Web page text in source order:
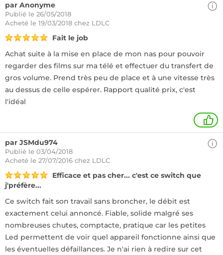
par Anonyme
Publié le 26/05/2018
Acheté le 19/03/2018 chez LDLC
Fait le job
Achat suite à la mise en place de mon nas pour pouvoir
regarder des films sur ma télé et effectuer du transfert de
gros volume. Prend très peu de place et à une vitesse très
au dessus de celle espérer. Rapport qualité prix, c'est
l'idéal
1
par JSMdu974
Publié le 03/04/2018
Acheté le 27/07/2016 chez LDLC
Efficace et pas cher... c'est ce switch que
j'préfère...
Ce switch fait son travail sans broncher, le débit est
exactement celui annoncé. Fiable, solide malgré ses
nombreuses chutes, comptacte, pratique car les petites
Led permettent de voir quel appareil fonctionne ainsi que
les éventuelles défaillances. Je n'ai rien à redire sur cet